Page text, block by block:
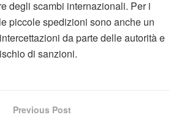
degli scambi internazionali. Per i
piccole spedizioni sono anche un
da parte delle autorità e
di sanzioni.
Previous Post